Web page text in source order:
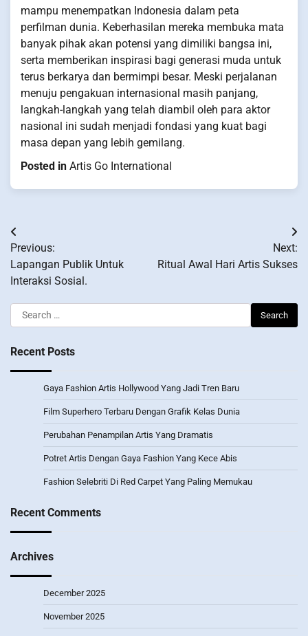
mampu menempatkan Indonesia dalam peta
perfilman dunia. Keberhasilan mereka membuka mata
banyak pihak akan potensi yang dimiliki bangsa ini,
serta memberikan inspirasi bagi generasi muda untuk
terus berkarya dan bermimpi besar. Meski perjalanan
menuju pengakuan internasional masih panjang,
langkah-langkah yang telah diambil oleh para aktor
nasional ini sudah menjadi fondasi yang kuat bagi
masa depan yang lebih gemilang.
Posted in Artis Go International
Post
navigation
Previous:
Lapangan Publik Untuk
Interaksi Sosial.
Next:
Ritual Awal Hari Artis Sukses
Search
for:
Recent Posts
Gaya Fashion Artis Hollywood Yang Jadi Tren Baru
Film Superhero Terbaru Dengan Grafik Kelas Dunia
Perubahan Penampilan Artis Yang Dramatis
Potret Artis Dengan Gaya Fashion Yang Kece Abis
Fashion Selebriti Di Red Carpet Yang Paling Memukau
Recent Comments
Archives
December 2025
November 2025